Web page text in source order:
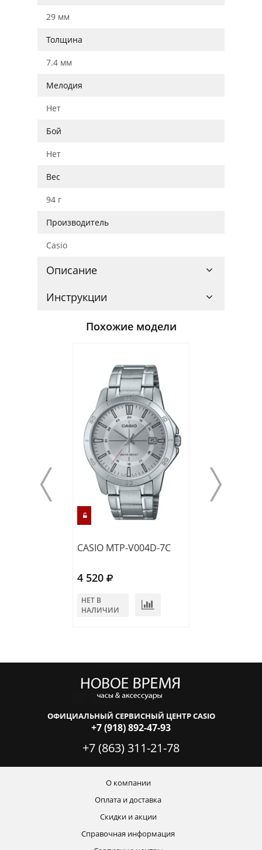
29 мм
Толщина
7.4 мм
Мелодия
Нет
Бой
Нет
Вес
94 г
Производитель
Casio
Описание
Инструкции
Похожие модели
CASIO MTP-V004D-7C
4 520
НЕТ В
НАЛИЧИИ
ОФИЦИАЛЬНЫЙ СЕРВИСНЫЙ ЦЕНТР CASIO
+7 (918) 892-47-93
+7 (863) 311-21-78
О компании
Оплата и доставка
Скидки и акции
Справочная информация